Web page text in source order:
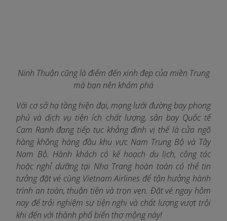
Ninh Thuận cũng là điểm đến xinh đẹp của miền Trung
mà bạn nên khám phá
Với cơ sở hạ tầng hiện đại, mạng lưới đường bay phong
phú và dịch vụ tiện ích chất lượng, sân bay Quốc tế
Cam Ranh đang tiếp tục khẳng định vị thế là cửa ngõ
hàng không hàng đầu khu vực Nam Trung Bộ và Tây
Nam Bộ. Hành khách có kế hoạch du lịch, công tác
hoặc nghỉ dưỡng tại Nha Trang hoàn toàn có thể tin
tưởng đặt vé cùng Vietnam Airlines để tận hưởng hành
trình an toàn, thuận tiện và trọn vẹn. Đặt vé ngay hôm
nay để trải nghiệm sự tiện nghi và chất lượng vượt trội
khi đến với thành phố biển thơ mộng này!